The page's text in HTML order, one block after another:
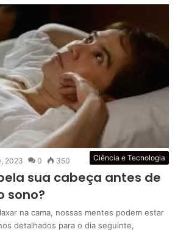
Ciência e Tecnologia
2023 0 350
sua cabeça antes de
sono?
na cama, nossas mentes podem estar
detalhados para o dia seguinte,